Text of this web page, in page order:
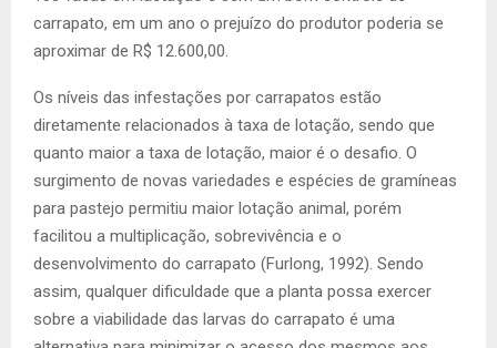
carrapato, em um ano o prejuízo do produtor poderia se
aproximar de R$ 12.600,00.
Os níveis das infestações por carrapatos estão
diretamente relacionados à taxa de lotação, sendo que
quanto maior a taxa de lotação, maior é o desafio. O
surgimento de novas variedades e espécies de gramíneas
para pastejo permitiu maior lotação animal, porém
facilitou a multiplicação, sobrevivência e o
desenvolvimento do carrapato (Furlong, 1992). Sendo
assim, qualquer dificuldade que a planta possa exercer
sobre a viabilidade das larvas do carrapato é uma